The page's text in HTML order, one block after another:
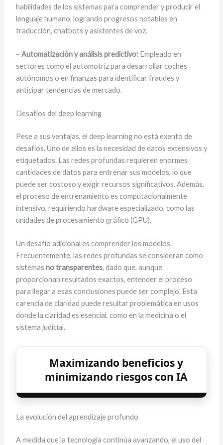
habilidades de los sistemas para comprender y producir el
lenguaje humano, logrando progresos notables en
traducción, chatbots y asistentes de voz.
– Automatización y análisis predictivo:Empleado en
sectores como el automotriz para desarrollar coches
autónomos o en finanzas para identificar fraudes y
anticipar tendencias de mercado.
Desafíos del deep learning
Pese a sus ventajas, el deep learning no está exento de
desafíos. Uno de ellos es la necesidad de datos extensivos y
etiquetados. Las redes profundas requieren enormes
cantidades de datos para entrenar sus modelos, lo que
puede ser costoso y exigir recursos significativos. Además,
el proceso de entrenamiento es computacionalmente
intensivo, requiriendo hardware especializado, como las
unidades de procesamiento gráfico (GPU).
Un desafío adicional es comprender los modelos.
Frecuentemente, las redes profundas se consideran como
sistemas no transparentes, dado que, aunque
proporcionan resultados exactos, entender el proceso
para llegar a esas conclusiones puede ser complejo. Esta
carencia de claridad puede resultar problemática en usos
donde la claridad es esencial, como en la medicina o el
sistema judicial.
Maximizando beneficios y
minimizando riesgos con IA
La evolución del aprendizaje profundo
A medida que la tecnología continúa avanzando, el uso del